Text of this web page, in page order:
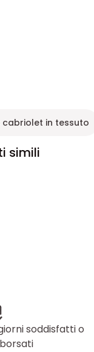
cabriolet in tessuto
simili
soddisfatti o